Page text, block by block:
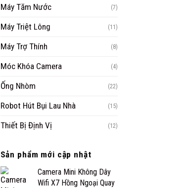
Máy Tăm Nước (7)
Máy Triệt Lông (11)
Máy Trợ Thính (8)
Móc Khóa Camera (4)
Ống Nhòm (22)
Robot Hút Bụi Lau Nhà (15)
Thiết Bị Định Vị (12)
Sản phẩm mới cập nhật
Camera Mini Không Dây
Wifi X7 Hồng Ngoại Quay